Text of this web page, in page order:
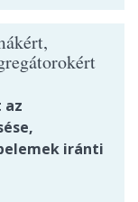
az
iránti